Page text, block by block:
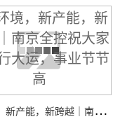
新
环境，新产能，新跨越｜南京全控祝大家马年行大运，事业节节高